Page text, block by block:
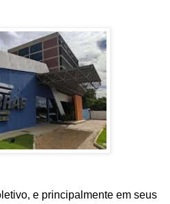
e principalmente em seus